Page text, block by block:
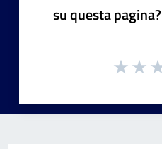
su questa pagina?